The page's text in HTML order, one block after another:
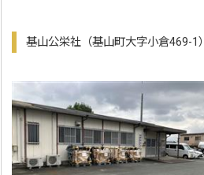
基山公栄社（基山町大字小倉469-1）